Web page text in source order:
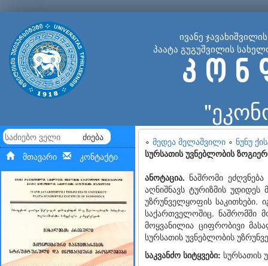
ივანე
პაატა გუგუშვილის
კ ო ნ
ძიება
მთავარი კონტაქტი
∘ მედეა მელაშვილი ∘ ნუნუ
სურსათის უვნებლობის
ანოტაცია. ნაშრომი
აღნიშნავს ტურიზმის
უზრუნველყოფის საკითხები.
საქართველოშიც. ნაშრომში
მოყვანილია ციფრობივი
სურსათის უვნებლობის
საკვანძო სიტყვები: სურსათის